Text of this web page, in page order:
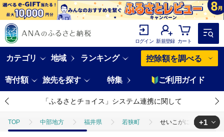
ログイン 新規登録 カート
カテゴリ 地域 ランキング 控除額を調べる
寄付額 旅先を探す 特集 ご利用ガイド
「ふるさとチョイス」システム連携に関して
TOP 中部地方 福井県 若狭町 せいこがに ボイル 5杯
+1